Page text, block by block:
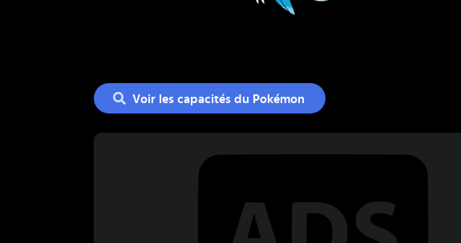
Voir les capacités du Pokémon